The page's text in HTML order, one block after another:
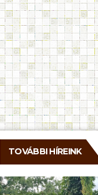
TOVÁBBI HÍREINK